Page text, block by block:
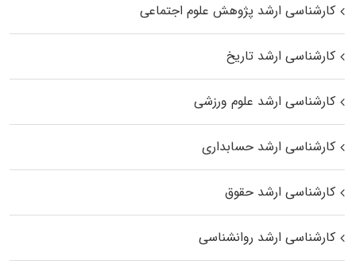
کارشناسی ارشد پژوهش علوم اجتماعی
کارشناسی ارشد تاریخ
کارشناسی ارشد علوم ورزشی
کارشناسی ارشد حسابداری
کارشناسی ارشد حقوق
کارشناسی ارشد روانشناسی